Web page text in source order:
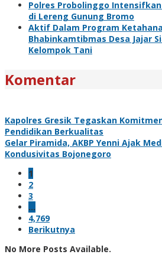
Polres Probolinggo
di Lereng Gunung Bromo
Aktif Dalam Program
Bhabinkamtibmas Desa Jajar
Kelompok Tani
Komentar
Kapolres Gresik Tegaskan
Pendidikan Berkualitas
Gelar Piramida, AKBP Yenni Ajak
Kondusivitas Bojonegoro
1
2
3
…
4,769
Berikutnya
No More Posts Available.